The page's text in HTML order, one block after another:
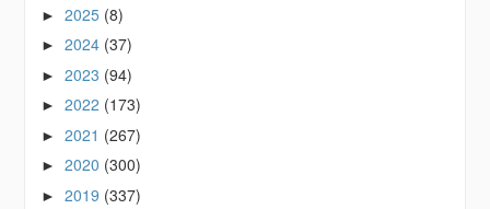
►2025 (8)
►2024 (37)
►2023 (94)
►2022 (173)
►2021 (267)
►2020 (300)
►2019 (337)